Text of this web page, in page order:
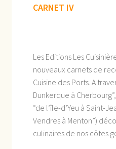
CARNET IV
Les Editions Les
nouveaux carnets de
Cuisine des Ports. A
Dunkerque à
“de l’île-d’Yeu à Saint-
Vendres à Menton”)
culinaires de nos côtes